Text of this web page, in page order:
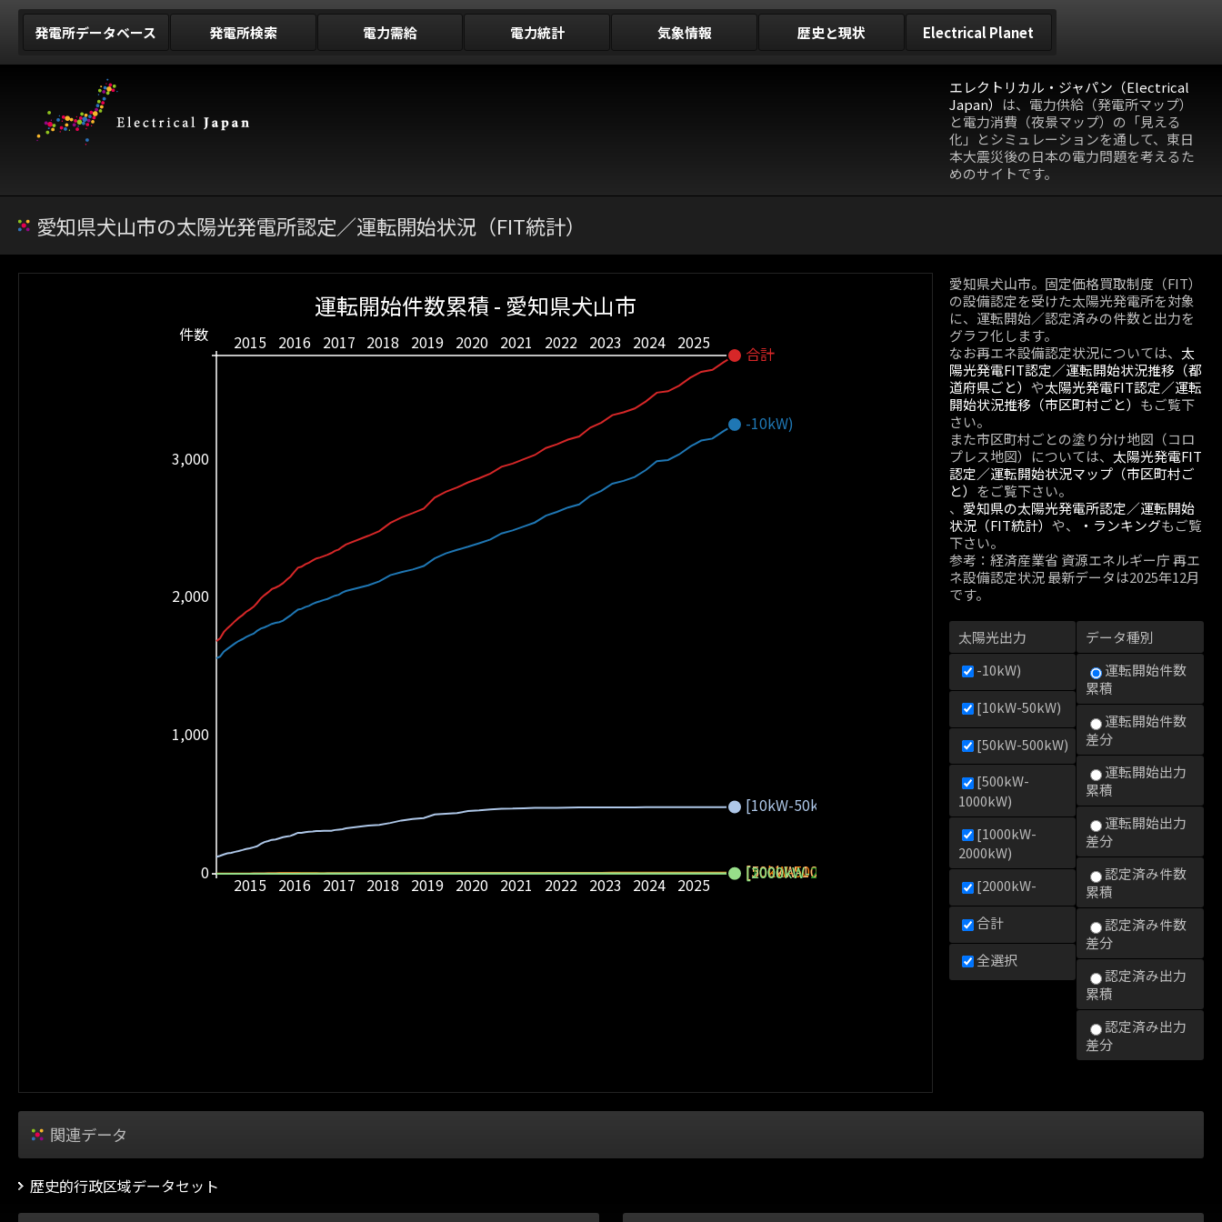
発電所データベース 発電所検索 電力需給 電力統計 気象情報 歴史と現状 Electrical Planet
エレクトリカル・ジャパン（Electrical
Japan） は、電力供給（発電所マップ）
と電力消費（夜景マップ）の「見える
化」とシミュレーションを通して、東日
本大震災後の日本の電力問題を考えるた
めのサイトです。
愛知県犬山市の太陽光発電所認定／運転開始状況（FIT統計）
2015 2016 2017 2018 2019 2020 2021 2022 2023 2024 2025
2015 2016 2017 2018 2019 2020 2021 2022 2023 2024 2025
0
1,000
2,000
3,000
件数
運転開始件数累積 - 愛知県犬山市
-10kW)
[10kW-50kW)
[50kW-500kW)
[500kW-1000kW)
[1000kW-2000kW)
[2000kW-
合計
愛知県犬山市。固定価格買取制度（FIT）
の設備認定を受けた太陽光発電所を対象
に、運転開始／認定済みの件数と出力を
グラフ化します。
なお再エネ設備認定状況については、 太
陽光発電FIT認定／運転開始状況推移（都
道府県ごと） や太陽光発電FIT認定／運転
開始状況推移（市区町村ごと） もご覧下
さい。
また市区町村ごとの塗り分け地図（コロ
プレス地図）については、 太陽光発電FIT
認定／運転開始状況マップ（市区町村ご
と） をご覧下さい。
、 愛知県の太陽光発電所認定／運転開始
状況（FIT統計） や、 ・ランキングもご覧
下さい。
参考：経済産業省 資源エネルギー庁 再エ
ネ設備認定状況 最新データは2025年12月
です。
太陽光出力
-10kW)
[10kW-50kW)
[50kW-500kW)
[500kW-
1000kW)
[1000kW-
2000kW)
[2000kW-
合計
全選択
データ種別
運転開始件数
累積
運転開始件数
差分
運転開始出力
累積
運転開始出力
差分
認定済み件数
累積
認定済み件数
差分
認定済み出力
累積
認定済み出力
差分
関連データ
歴史的行政区域データセット